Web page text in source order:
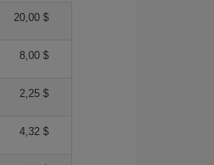
20,00 $
8,00 $
2,25 $
4,32 $